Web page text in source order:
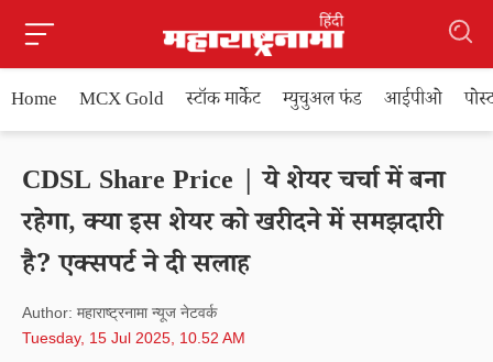
Home MCX Gold स्टॉक मार्केट म्युचुअल फंड आईपीओ
CDSL Share Price | ये शेयर चर्चा में बना
रहेगा, क्या इस शेयर को खरीदने में समझदारी
है? एक्सपर्ट ने दी सलाह
Author: महाराष्ट्रनामा न्यूज नेटवर्क
Tuesday, 15 Jul 2025, 10.52 AM